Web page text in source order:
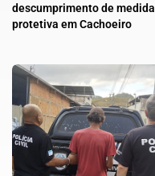
descumprimento de medida
protetiva em Cachoeiro